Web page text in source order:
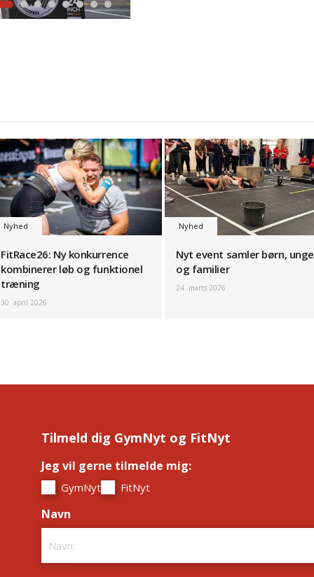
Nyhed
FitRace26: Ny konkurrence
kombinerer løb og funktionel
træning
30. april 2026
Nyhed
Nyt event samler børn, unge
og familier
24. marts 2026
Tilmeld dig GymNyt og FitNyt
Jeg vil gerne tilmelde mig:
GymNyt FitNyt
Navn